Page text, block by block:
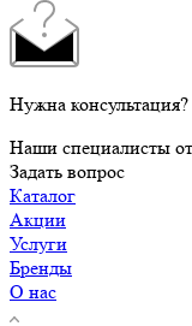
Нужна консультация?
Наши специалисты
Задать вопрос
Каталог
Акции
Услуги
Бренды
О нас